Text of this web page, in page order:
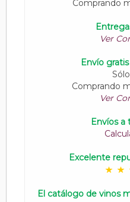
Comprando
Ver
Envío
Comprando
Ver
Envíos a
Excelente
El catálogo de vinos